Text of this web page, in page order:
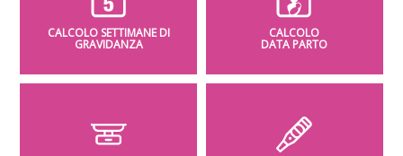
CALCOLO SETTIMANE DI
GRAVIDANZA
CALCOLO
DATA PARTO